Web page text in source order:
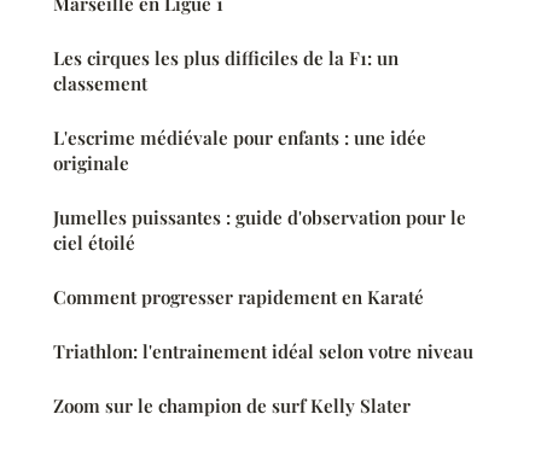
Les cirques les plus difficiles de la F1: un
classement
L'escrime médiévale pour enfants : une idée
originale
Jumelles puissantes : guide d'observation pour le
ciel étoilé
Comment progresser rapidement en Karaté
Triathlon: l'entrainement idéal selon votre niveau
Zoom sur le champion de surf Kelly Slater